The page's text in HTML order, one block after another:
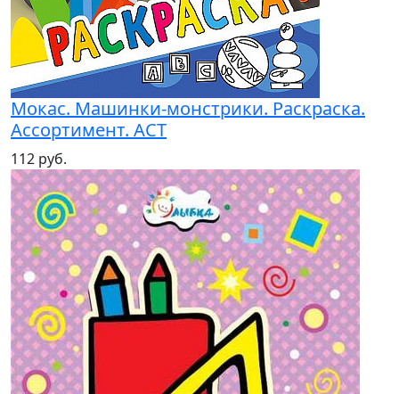
Мокас. Машинки-монстрики. Раскраска.
Ассортимент. АСТ
112 руб.